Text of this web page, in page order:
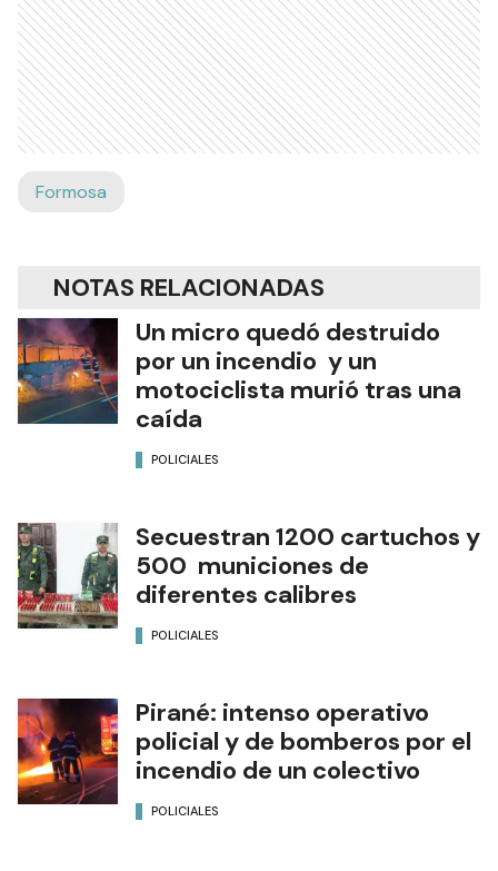
Formosa
NOTAS RELACIONADAS
Un micro quedó destruido
por un incendio y un
motociclista murió tras una
caída
POLICIALES
Secuestran 1200 cartuchos y
500 municiones de
diferentes calibres
POLICIALES
Pirané: intenso operativo
policial y de bomberos por el
incendio de un colectivo
POLICIALES